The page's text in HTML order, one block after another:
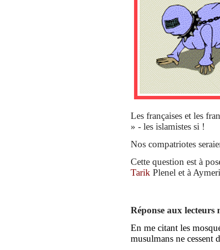
Les françaises et les
» - les islamistes si !
Nos compatriotes
Cette question est à
Tarik Plenel et à
Réponse aux lecteurs
En me citant les
musulmans ne cessent